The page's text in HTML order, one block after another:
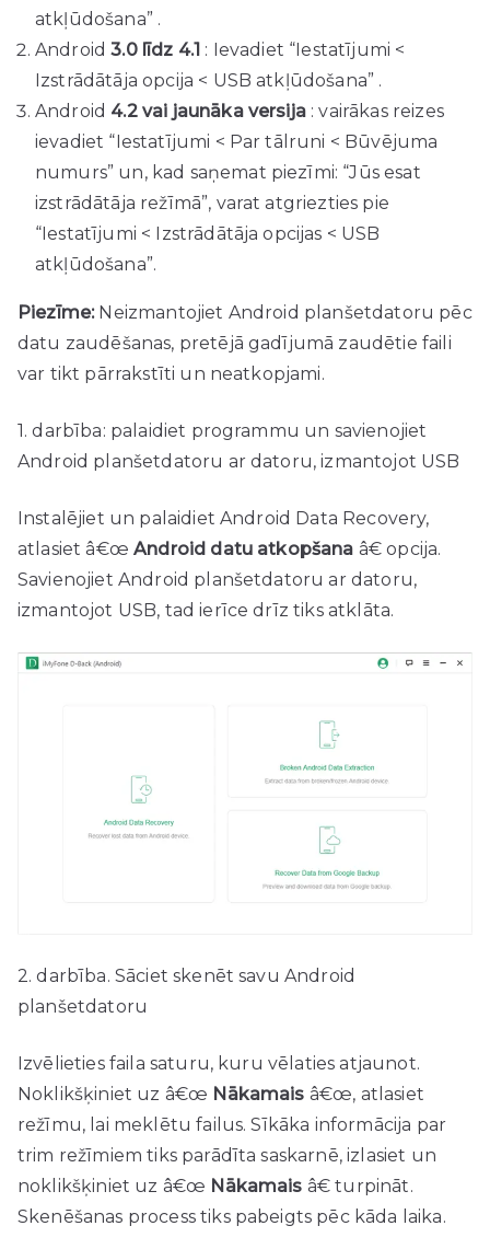
atkļūdošana” .
Android3.0 līdz 4.1 : Ievadiet “Iestatījumi <
Izstrādātāja opcija < USB atkļūdošana” .
Android 4.2 vai jaunāka versija: vairākas reizes
ievadiet “Iestatījumi < Par tālruni < Būvējuma
numurs” un, kad saņemat piezīmi: “Jūs esat
izstrādātāja režīmā”, varat atgriezties pie
“Iestatījumi < Izstrādātāja opcijas < USB
atkļūdošana”.
Piezīme:Neizmantojiet Android planšetdatoru pēc
datu zaudēšanas, pretējā gadījumā zaudētie faili
var tikt pārrakstīti un neatkopjami.
1. darbība: palaidiet programmu un savienojiet
Android planšetdatoru ar datoru, izmantojot USB
Instalējiet un palaidiet Android Data Recovery,
atlasiet â€œAndroid datu atkopšana â€ opcija.
Savienojiet Android planšetdatoru ar datoru,
izmantojot USB, tad ierīce drīz tiks atklāta.
2. darbība. Sāciet skenēt savu Android
planšetdatoru
Izvēlieties faila saturu, kuru vēlaties atjaunot.
Noklikšķiniet uz â€œ Nākamais â€œ, atlasiet
režīmu, lai meklētu failus. Sīkāka informācija par
trim režīmiem tiks parādīta saskarnē, izlasiet un
noklikšķiniet uz â€œ Nākamais â€ turpināt.
Skenēšanas process tiks pabeigts pēc kāda laika.